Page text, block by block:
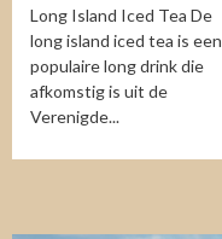
Long Island Iced Tea De
long island iced tea is een
populaire long drink die
afkomstig is uit de
Verenigde...